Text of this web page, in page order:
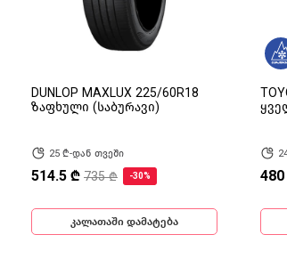
DUNLOP MAXLUX 225/60R18
ზაფხული (საბურავი)
25 ₾-დან თვეში
514.5 ₾ 735 ₾ -30%
კალათაში დამატება